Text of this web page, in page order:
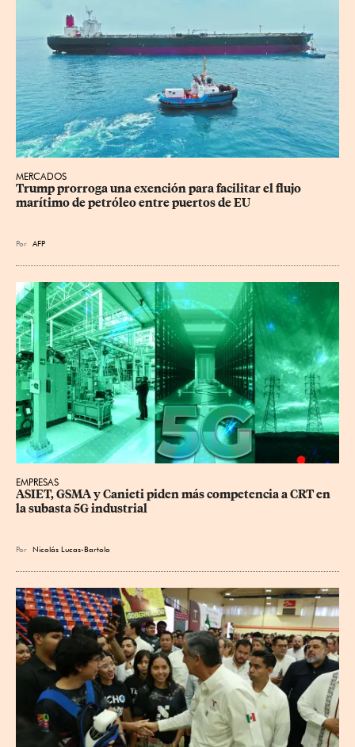
MERCADOS
Trump prorroga una exención para facilitar el flujo
marítimo de petróleo entre puertos de EU
Por AFP
EMPRESAS
ASIET, GSMA y Canieti piden más competencia a CRT en
la subasta 5G industrial
Por Nicolás Lucas-Bartolo